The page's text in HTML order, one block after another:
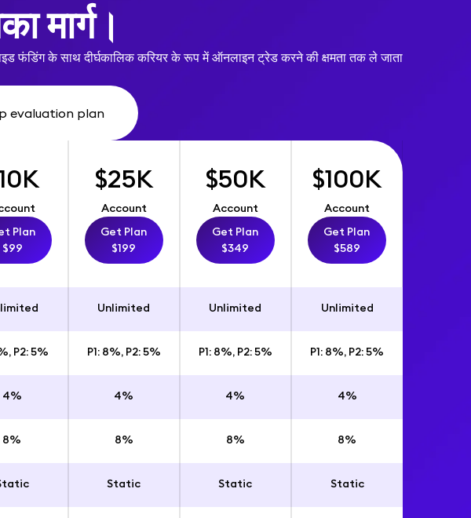
मार्ग।
फंडिंग के साथ दीर्घकालिक करियर के रूप में ऑनलाइन ट्रेड करने की क्षमता तक ले जाता
evaluation plan
Plan
$99
$25K
Account
Get Plan
$199
$50K
Account
Get Plan
$349
$100K
Account
Get Plan
$589
Unlimited Unlimited Unlimited
P2: 5% P1: 8%, P2: 5% P1: 8%, P2: 5% P1: 8%, P2: 5%
4% 4% 4% 4%
8% 8% 8% 8%
Static Static Static